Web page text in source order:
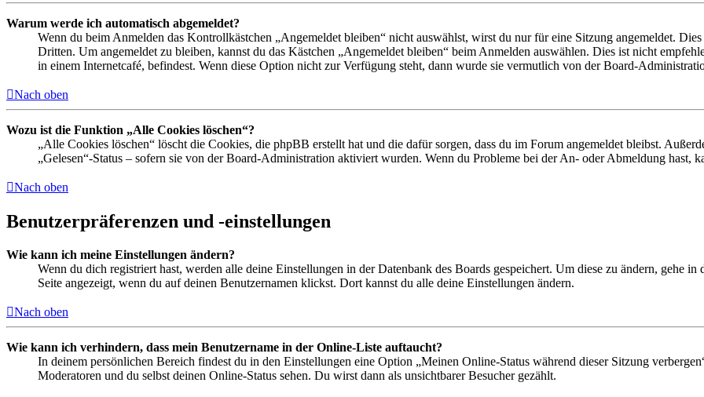
Warum werde ich automatisch abgemeldet?
Wenn du beim Anmelden das Kontrollkästchen „Angemeldet bleiben“ nicht auswählst, wirst du nur für eine Sitzung angemeldet.
Dritten. Um angemeldet zu bleiben, kannst du das Kästchen „Angemeldet bleiben“ beim Anmelden auswählen. Dies ist nicht
in einem Internetcafé, befindest. Wenn diese Option nicht zur Verfügung steht, dann wurde sie vermutlich von der Board-
Nach oben
Wozu ist die Funktion „Alle Cookies löschen“?
„Alle Cookies löschen“ löscht die Cookies, die phpBB erstellt hat und die dafür sorgen, dass du im Forum angemeldet bleibst.
„Gelesen“-Status – sofern sie von der Board-Administration aktiviert wurden. Wenn du Probleme bei der An- oder Abmeldung hast,
Nach oben
Benutzerpräferenzen und -einstellungen
Wie kann ich meine Einstellungen ändern?
Wenn du dich registriert hast, werden alle deine Einstellungen in der Datenbank des Boards gespeichert. Um diese zu ändern, gehe
Seite angezeigt, wenn du auf deinen Benutzernamen klickst. Dort kannst du alle deine Einstellungen ändern.
Nach oben
Wie kann ich verhindern, dass mein Benutzername in der Online-Liste auftaucht?
In deinem persönlichen Bereich findest du in den Einstellungen eine Option „Meinen Online-Status während dieser Sitzung
Moderatoren und du selbst deinen Online-Status sehen. Du wirst dann als unsichtbarer Besucher gezählt.